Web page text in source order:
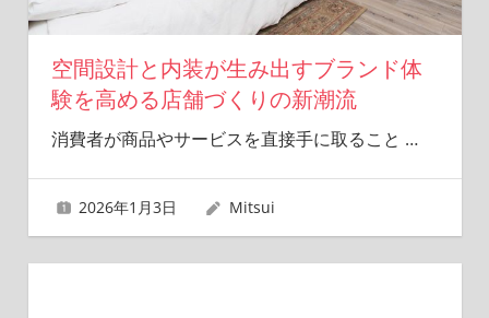
空間設計と内装が生み出すブランド体
験を高める店舗づくりの新潮流
消費者が商品やサービスを直接手に取ること …
2026年1月3日 Mitsui